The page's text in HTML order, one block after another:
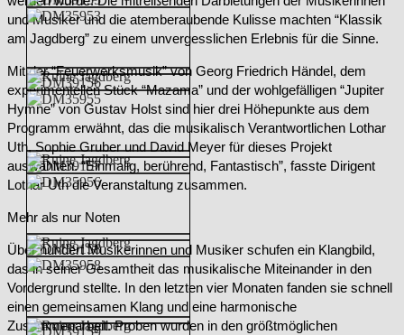
und Musiker und die atemberaubende Kulisse machten “Klassik
am Jagdberg” zu einem unvergesslichen Erlebnis für die Sinne.
Mit der “Feuerwerksmusik” von Georg Friedrich Händel, dem
experimentellen Stück “Mazama” und der wohlgefälligen “Jupiter
Hymne” von Gustav Holst sind hier drei Höhepunkte aus dem
Programm erwähnt, das die musikalisch Verantwortlichen Lothar
Uth, Sophie Gruber und David Meyer für dieses Projekt
auswählten. “Einmalig, berührend, Fantastisch”, fasste Dirigent
Lothar Uth die Veranstaltung zusammen.
Mehr als nur Noten
Über hundert Musikerinnen und Musiker schufen ein Klangbild,
das in seiner Gesamtheit das musikalische Miteinander in den
Vordergrund stellte. In den letzten vier Monaten fanden sie schnell
einen gemeinsamen Klang und eine harmonische
Zusammenarbeit. Proben wurden in den größtmöglichen